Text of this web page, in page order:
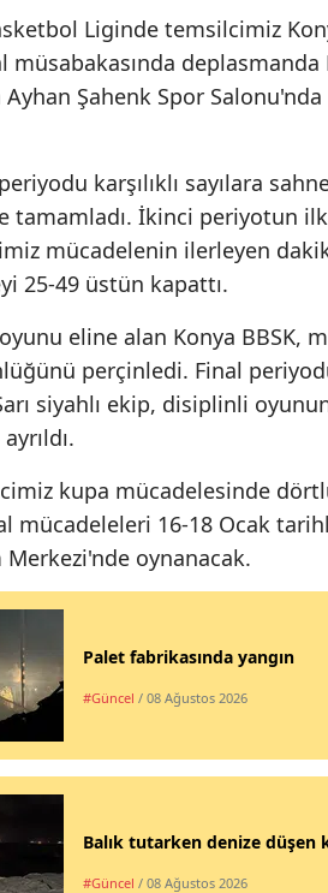
Liginde temsilcimiz
müsabakasında
Şahenk Spor
karşılıklı sayılara
tamamladı. İkinci periyotun ilk
mücadelenin ilerleyen
25-49 üstün kapattı.
eline alan Konya BBSK,
perçinledi. Final
siyahlı ekip, disiplinli
kupa mücadelesinde
mücadeleleri 16-18 Ocak
oynanacak.
Palet fabrikasında yangın
#Güncel / 08 Ağustos 2026
Balık tutarken denize düşen
#Güncel / 08 Ağustos 2026